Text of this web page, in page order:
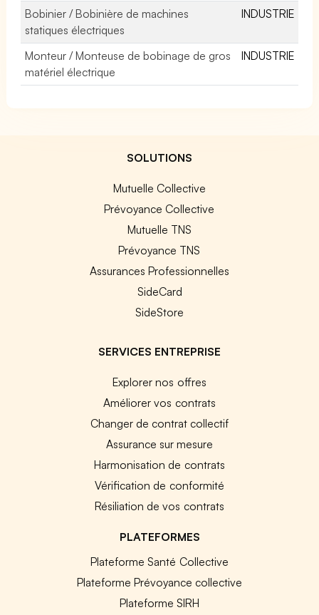
Bobinier / Bobinière de machines
statiques électriques
INDUSTRIE
Monteur / Monteuse de bobinage de gros
matériel électrique
INDUSTRIE
SOLUTIONS
Mutuelle Collective
Prévoyance Collective
Mutuelle TNS
Prévoyance TNS
Assurances Professionnelles
SideCard
SideStore
SERVICES ENTREPRISE
Explorer nos offres
Améliorer vos contrats
Changer de contrat collectif
Assurance sur mesure
Harmonisation de contrats
Vérification de conformité
Résiliation de vos contrats
PLATEFORMES
Plateforme Santé Collective
Plateforme Prévoyance collective
Plateforme SIRH